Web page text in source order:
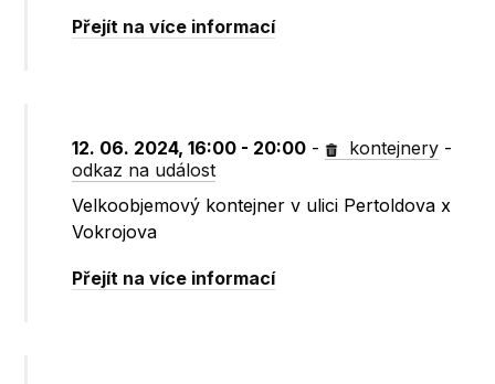
Přejít na více informací
12. 06. 2024, 16:00 - 20:00 - kontejnery -
odkaz na událost
Velkoobjemový kontejner v ulici Pertoldova x
Vokrojova
Přejít na více informací